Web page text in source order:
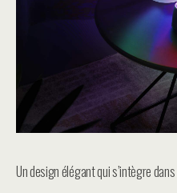
Un design élégant qui s’intègre